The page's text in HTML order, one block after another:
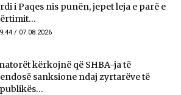
i Paqes nis punën, jepet leja e parë e
/ 07.08.2026
kërkojnë që SHBA-ja të
sanksione ndaj zyrtarëve të